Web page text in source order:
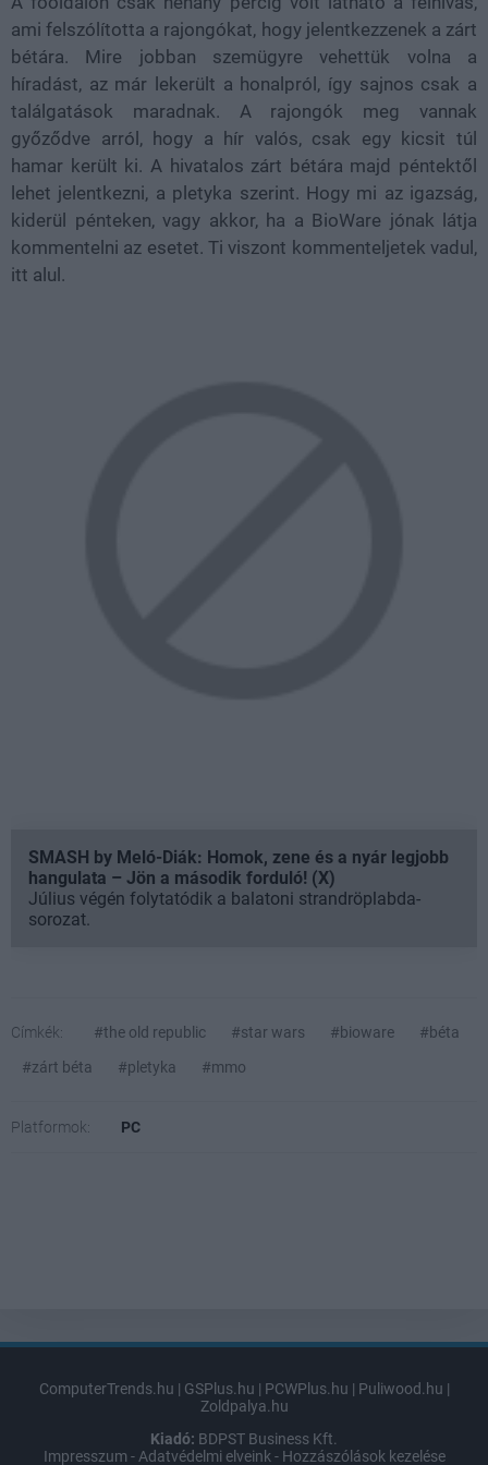
ami felszólította a rajongókat, hogy jelentkezzenek a zárt
bétára. Mire jobban szemügyre vehettük volna a
híradást, az már lekerült a honalpról, így sajnos csak a
találgatások maradnak. A rajongók meg vannak
győződve arról, hogy a hír valós, csak egy kicsit túl
hamar került ki. A hivatalos zárt bétára majd péntektől
lehet jelentkezni, a pletyka szerint. Hogy mi az igazság,
kiderül pénteken, vagy akkor, ha a BioWare jónak látja
kommentelni az esetet. Ti viszont kommenteljetek vadul,
itt alul.
SMASH by Meló-Diák: Homok, zene és a nyár legjobb
hangulata – Jön a második forduló! (X)
Július végén folytatódik a balatoni strandröplabda-
sorozat.
Címkék: #the old republic #star wars #bioware
#béta
#zárt béta
#pletyka #mmo
Platformok: PC
ComputerTrends.hu | GSPlus.hu | PCWPlus.hu | Puliwood.hu |
Zoldpalya.hu
Kiadó: BDPST Business Kft.
Impresszum - Adatvédelmi elveink - Hozzászólások kezelése